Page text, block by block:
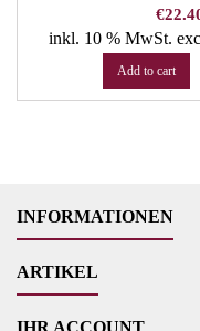
Price
inkl. 10 % MwSt.
Add to cart
INFORMATIONEN
ARTIKEL
IHR ACCOUNT